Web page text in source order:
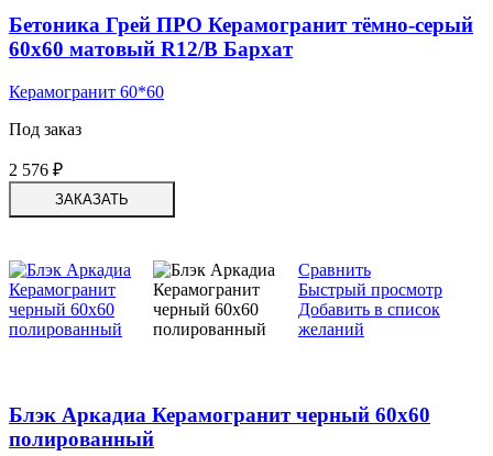
Бетоника Грей ПРО Керамогранит тёмно-серый
60х60 матовый R12/B Бархат
Керамогранит 60*60
Под заказ
2 576 ₽
ЗАКАЗАТЬ
Сравнить
Быстрый просмотр
Добавить в список
желаний
Блэк Аркадиа Керамогранит черный 60х60
полированный